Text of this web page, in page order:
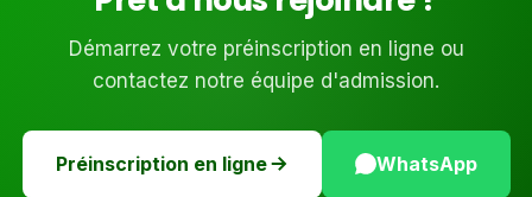
Démarrez votre préinscription en ligne ou
contactez notre équipe d'admission.
Préinscription en ligne WhatsApp